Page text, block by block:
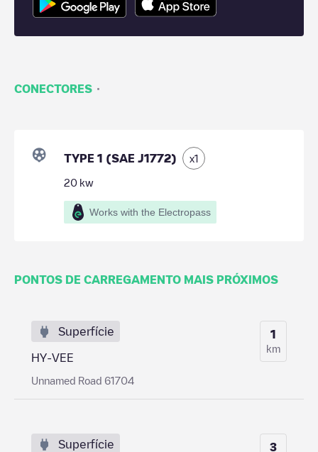
CONECTORES ·
TYPE 1 (SAE J1772) x1
20 kw
Works with the Electropass
PONTOS DE CARREGAMENTO MAIS PRÓXIMOS
Superfície
HY-VEE
Unnamed Road 61704
1
km
Superfície 3